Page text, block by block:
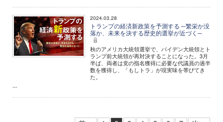
2024.03.28
トランプの経済新政策を予測する ─繁栄か没
落か、未来を決する歴史的選挙が近づく─
秋のアメリカ大統領選挙で、バイデン大統領とト
ランプ前大統領が再対決することになった。3月
半ば、両者は党の指名獲得に必要な代議員の過半
数を獲得し、「もしトラ」が現実味を帯びてき
た。
...